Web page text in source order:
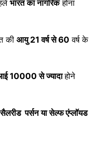
भारत का नागरिकहोना
की आयु 21 वर्ष से 60 वर्ष के
10000 से ज्यादाहोने
सैलरीड पर्सन या सेल्फ एंप्लॉयड